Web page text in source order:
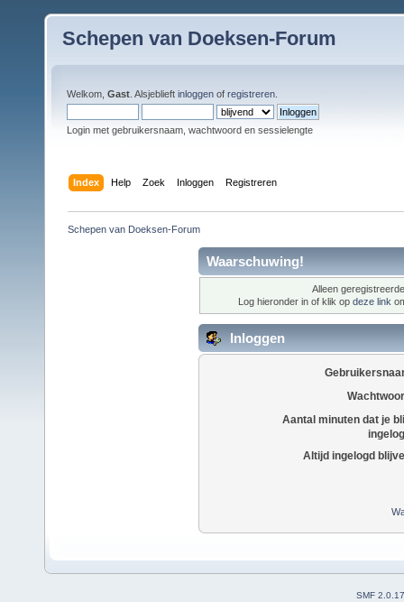
Schepen van Doeksen-Forum
Welkom, Gast . Alsjeblieft inloggen of registreren
Login met gebruikersnaam, wachtwoord en sessielengte
Index Help Zoek Inloggen Registreren
Schepen van Doeksen-Forum
Waarschuwing!
Alleen
Log hieronder in of klik op deze link
Inloggen
Aantal minuten dat je
Altijd ingelogd
SMF 2.0.17